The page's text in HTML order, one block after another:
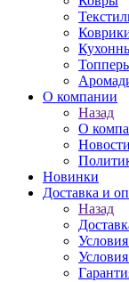
О компании
Назад
О
Новости
Новинки
Доставка и
Назад